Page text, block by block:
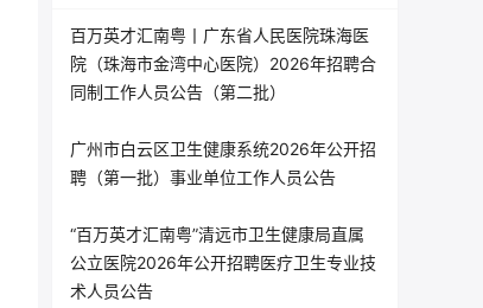
百万英才汇南粤丨广东省人民医院珠海医
院（珠海市金湾中心医院）2026年招聘合
同制工作人员公告（第二批）
广州市白云区卫生健康系统2026年公开招
聘（第一批）事业单位工作人员公告
“百万英才汇南粤”清远市卫生健康局直属
公立医院2026年公开招聘医疗卫生专业技
术人员公告